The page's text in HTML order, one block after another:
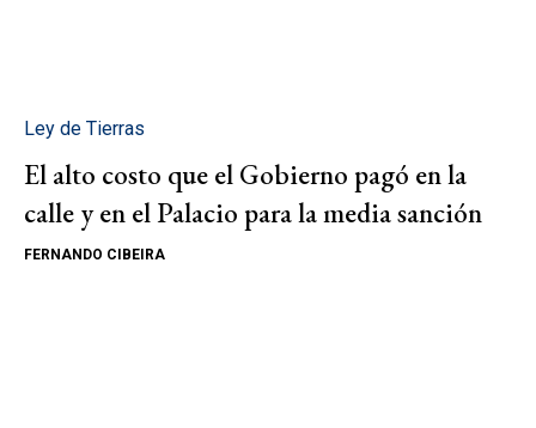
Ley de Tierras
El alto costo que el Gobierno pagó en la
calle y en el Palacio para la media sanción
FERNANDO CIBEIRA